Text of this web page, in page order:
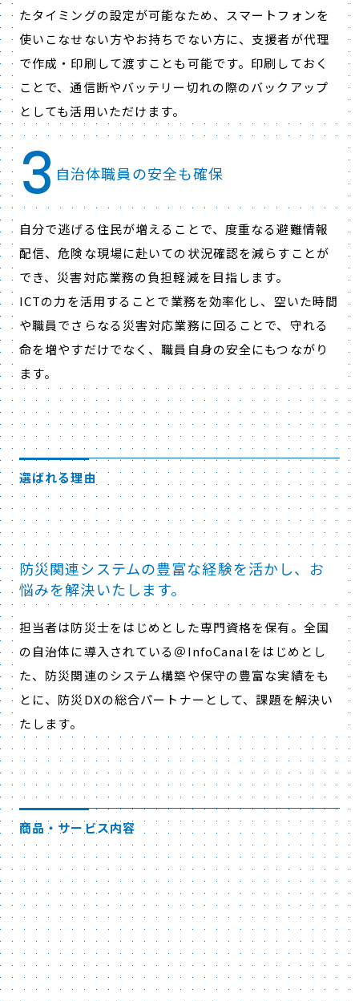
たタイミングの設定が可能なため、スマートフォンを
使いこなせない方やお持ちでない方に、支援者が代理
で作成・印刷して渡すことも可能です。印刷しておく
ことで、通信断やバッテリー切れの際のバックアップ
としても活用いただけます。
3 自治体職員の安全も確保
自分で逃げる住民が増えることで、度重なる避難情報
配信、危険な現場に赴いての状況確認を減らすことが
でき、災害対応業務の負担軽減を目指します。
ICTの力を活用することで業務を効率化し、空いた時間
や職員でさらなる災害対応業務に回ることで、守れる
命を増やすだけでなく、職員自身の安全にもつながり
ます。
選ばれる理由
防災関連システムの豊富な経験を活かし、お
悩みを解決いたします。
担当者は防災士をはじめとした専門資格を保有。全国
の自治体に導入されている＠InfoCanalをはじめとし
た、防災関連のシステム構築や保守の豊富な実績をも
とに、防災DXの総合パートナーとして、課題を解決い
たします。
商品・サービス内容